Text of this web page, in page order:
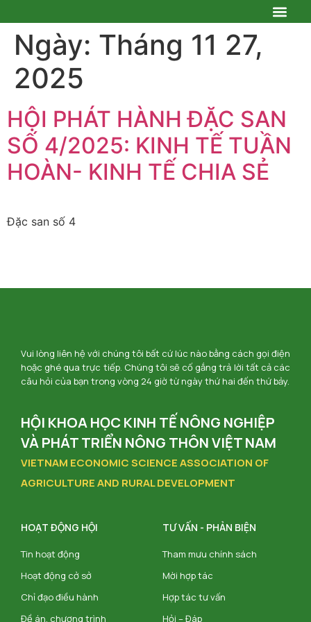
Ngày: Tháng 11 27,
2025
HỘI PHÁT HÀNH ĐẶC SAN
SỐ 4/2025: KINH TẾ TUẦN
HOÀN- KINH TẾ CHIA SẺ
Đặc san số 4
Vui lòng liên hệ với chúng tôi bất cứ lúc nào bằng cách gọi điện
hoặc ghé qua trực tiếp. Chúng tôi sẽ cố gắng trả lời tất cả các
câu hỏi của bạn trong vòng 24 giờ từ ngày thứ hai đến thứ bảy.
HỘI KHOA HỌC KINH TẾ NÔNG NGHIỆP
VÀ PHÁT TRIỂN NÔNG THÔN VIỆT NAM
VIETNAM ECONOMIC SCIENCE ASSOCIATION OF
AGRICULTURE AND RURAL DEVELOPMENT
HOẠT ĐỘNG HỘI
Tin hoạt động
Hoạt động cở sở
Chỉ đạo điều hành
Đề án, chương trình
TƯ VẤN - PHẢN BIỆN
Tham mưu chính sách
Mời hợp tác
Hợp tác tư vấn
Hỏi – Đáp